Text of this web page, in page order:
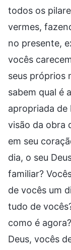
todos os
vermes,
no presente,
vocês
seus próprios
sabem qual é
apropriada de
visão da obra
em seu
dia, o seu
familiar?
de vocês um
tudo de
como é
Deus, vocês